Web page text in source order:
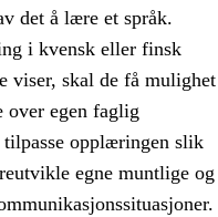
det å lære et språk.
i kvensk eller finsk
viser, skal de få mulighet
over egen faglig
opplæringen slik
egne muntlige og